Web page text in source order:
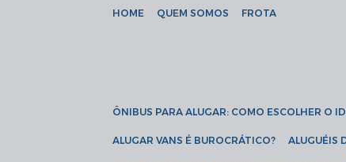
HOME QUEM SOMOS FROTA
ÔNIBUS PARA ALUGAR: COMO ESCOLHER O
ALUGAR VANS É BUROCRÁTICO?